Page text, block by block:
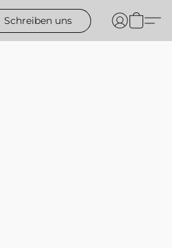
Schreiben uns